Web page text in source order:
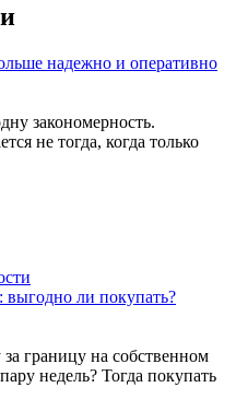
надежно и оперативно
закономерность.
не тогда, когда только
выгодно ли покупать?
границу на собственном
недель? Тогда покупать